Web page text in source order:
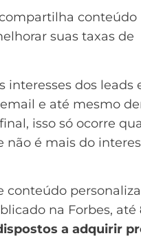
conteúdo
suas taxas de
dos leads
e até mesmo
isso só ocorre
é mais do
conteúdo
na Forbes, até
a adquirir